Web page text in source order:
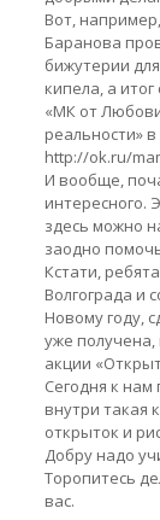
Вот,
Баранова
бижутерии
кипела, а
«МК от
реальности»
http://ok.ru/
И вообще,
интересного.
здесь можно
заодно
Кстати,
Волгограда и
Новому году,
уже получена,
акции
Сегодня к
внутри такая
открыток и
Добру надо
Торопитесь
вас.